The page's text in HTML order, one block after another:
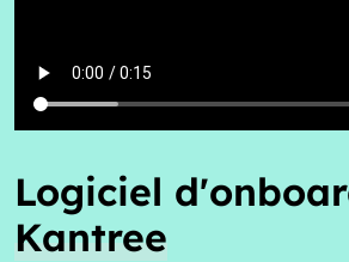
Logiciel
Kantree